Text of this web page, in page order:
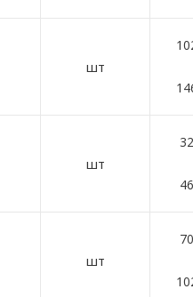
шт
шт
шт